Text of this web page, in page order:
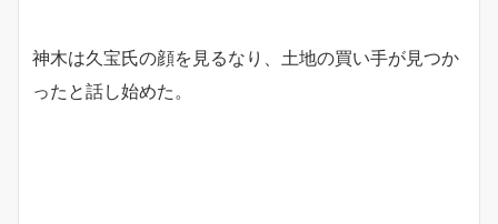
神木は久宝氏の顔を見るなり、土地の買い手が見つか
ったと話し始めた。